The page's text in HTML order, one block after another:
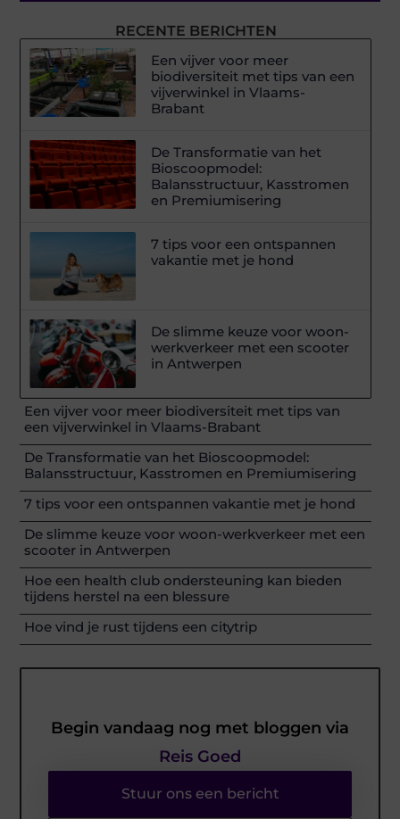
RECENTE BERICHTEN
Een vijver voor meer
biodiversiteit met tips van een
vijverwinkel in Vlaams-
Brabant
De Transformatie van het
Bioscoopmodel:
Balansstructuur, Kasstromen
en Premiumisering
7 tips voor een ontspannen
vakantie met je hond
De slimme keuze voor woon-
werkverkeer met een scooter
in Antwerpen
Een vijver voor meer biodiversiteit met tips van
een vijverwinkel in Vlaams-Brabant
De Transformatie van het Bioscoopmodel:
Balansstructuur, Kasstromen en Premiumisering
7 tips voor een ontspannen vakantie met je hond
De slimme keuze voor woon-werkverkeer met een
scooter in Antwerpen
Hoe een health club ondersteuning kan bieden
tijdens herstel na een blessure
Hoe vind je rust tijdens een citytrip
Begin vandaag nog met bloggen via
Reis Goed
Stuur ons een bericht